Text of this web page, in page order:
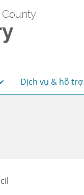
Dịch vụ & hỗ trợ